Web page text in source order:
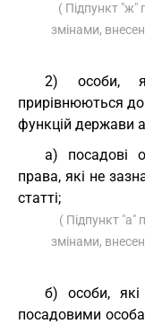
( Підпункт "ж"
змінами,
2) особи,
прирівнюються
функцій держави
а) посадові
права, які не
статті;
( Підпункт "а"
змінами,
б) особи,
посадовими